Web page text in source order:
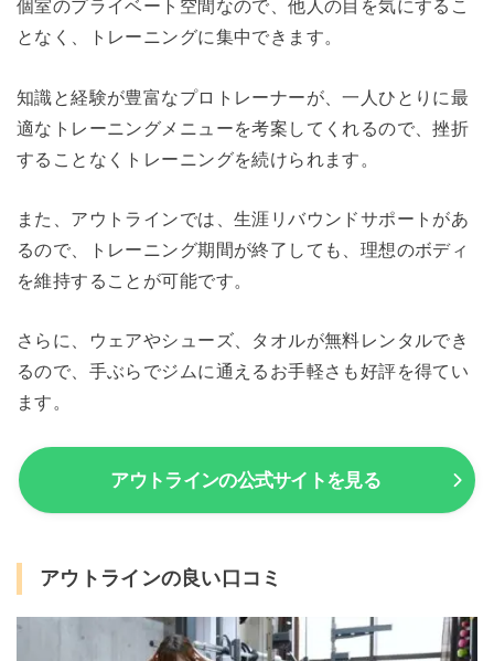
個室のプライベート空間なので、他人の目を気にするこ
となく、トレーニングに集中できます。
知識と経験が豊富なプロトレーナーが、一人ひとりに最
適なトレーニングメニューを考案してくれるので、挫折
することなくトレーニングを続けられます。
また、アウトラインでは、生涯リバウンドサポートがあ
るので、トレーニング期間が終了しても、理想のボディ
を維持することが可能です。
さらに、ウェアやシューズ、タオルが無料レンタルでき
るので、手ぶらでジムに通えるお手軽さも好評を得てい
ます。
アウトラインの公式サイトを見る
アウトラインの良い口コミ